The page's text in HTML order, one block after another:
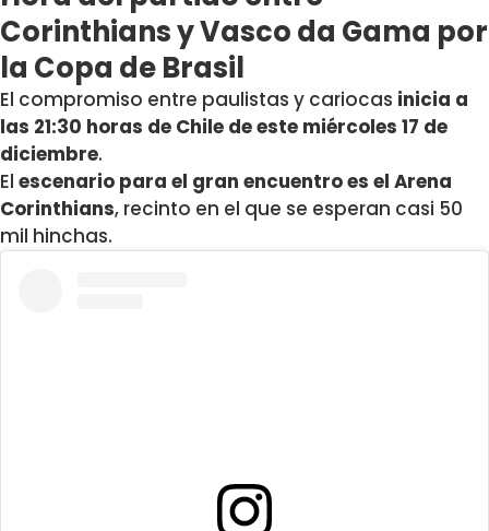
Corinthians y Vasco da Gama por
la Copa de Brasil
El compromiso entre paulistas y cariocas inicia a
las 21:30 horas de Chile de este miércoles 17 de
diciembre.
El escenario para el gran encuentro es el Arena
Corinthians, recinto en el que se esperan casi 50
mil hinchas.